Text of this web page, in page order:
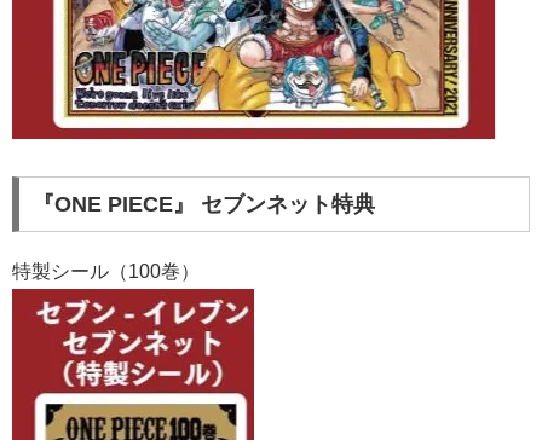
『ONE PIECE』 セブンネット特典
特製シール（100巻）